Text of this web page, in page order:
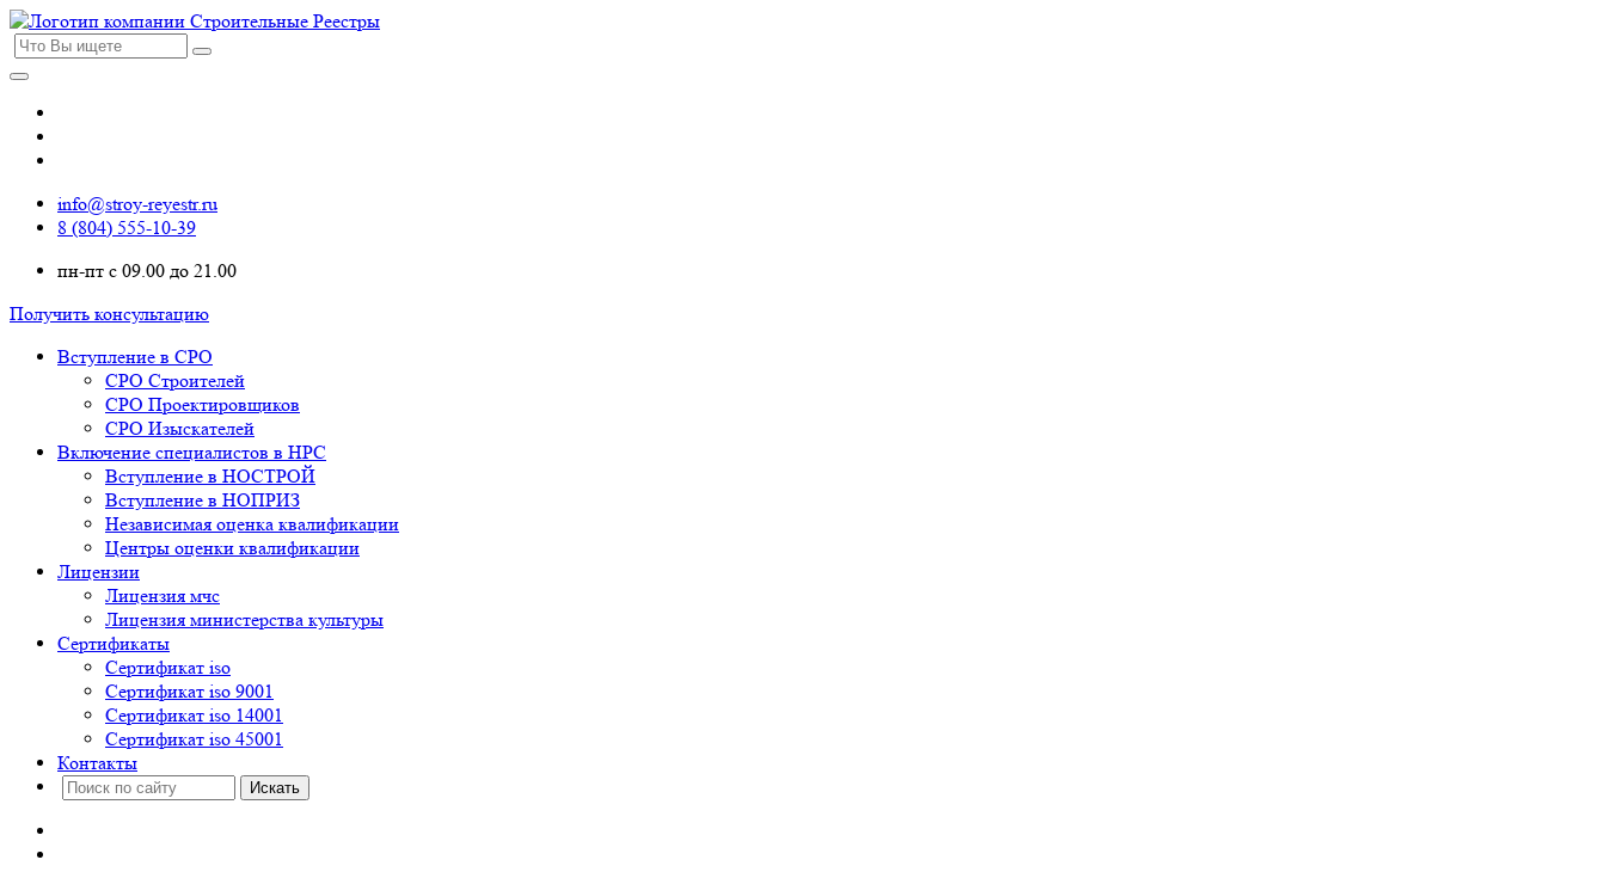
info@stroy-reyestr.ru
8 (804) 555-10-39
пн-пт с 09.00 до 21.00
Получить консультацию
Вступление в СРО
СРО Строителей
СРО Проектировщиков
СРО Изыскателей
Включение специалистов в НРС
Вступление в НОСТРОЙ
Вступление в НОПРИЗ
Независимая оценка квалификации
Центры оценки квалификации
Лицензии
Лицензия мчс
Лицензия министерства культуры
Сертификаты
Сертификат iso
Сертификат iso 9001
Сертификат iso 14001
Сертификат iso 45001
Контакты